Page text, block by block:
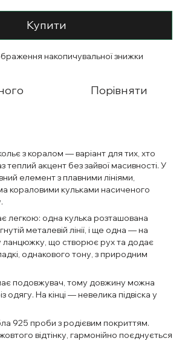
Купити
накопичувальної знижки
Порівняти
з коралом — варіант для тих, хто
теплий акцент без зайвої масивності. У
елемент з плавними лініями,
кораловими кульками насиченого
легкою: одна кулька розташована
металевій лінії, і ще одна — на
ланцюжку, що створює рух та додає
однакового тону, з природним
подовжувач, тому довжину можна
одягу. На кінці — невелика підвіска у
925 проби з родієвим покриттям.
відтінку, гармонійно поєднується